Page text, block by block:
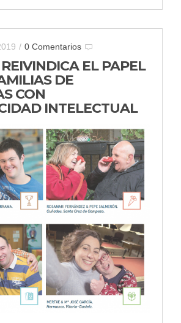
/ 0 Comentarios
EL PAPEL
DE
CON
INTELECTUAL